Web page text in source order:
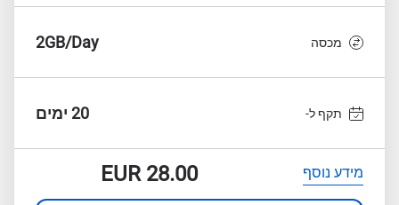
מכסה 2GB/Day
תקף ל- 20 ימים
מידע נוסף EUR28.00